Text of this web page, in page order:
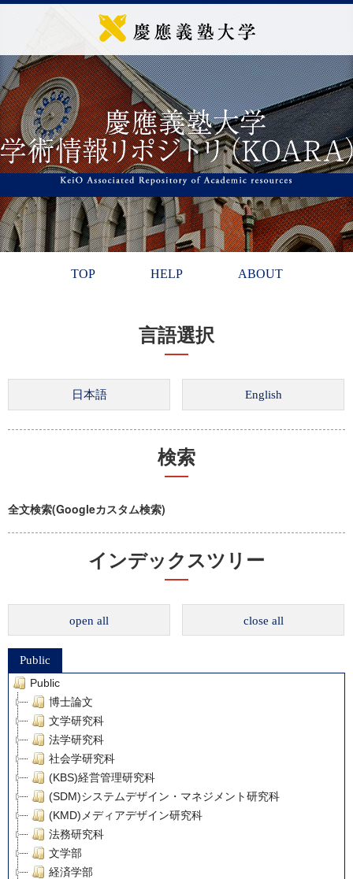
TOP HELP ABOUT
言語選択
検索
全文検索(Googleカスタム検索)
インデックスツリー
open all close all
Public
Public
博士論文
文学研究科
法学研究科
社会学研究科
(KBS)経営管理研究科
(SDM)システムデザイン・マネジメント研究科
(KMD)メディアデザイン研究科
法務研究科
文学部
経済学部